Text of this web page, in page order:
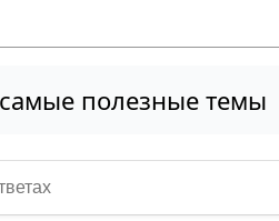
самые полезные темы